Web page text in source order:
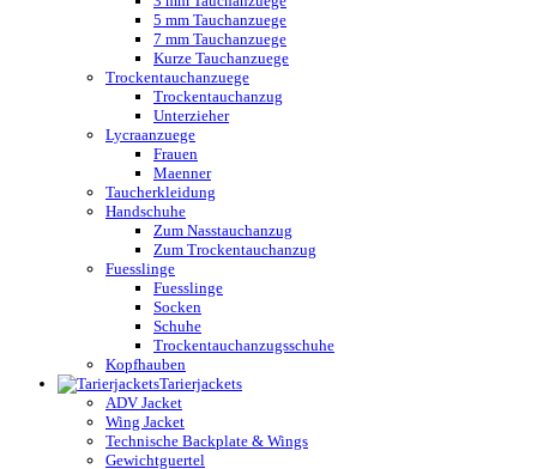
5 mm Tauchanzuege
7 mm Tauchanzuege
Kurze Tauchanzuege
Trockentauchanzuege
Trockentauchanzug
Unterzieher
Lycraanzuege
Frauen
Maenner
Taucherkleidung
Handschuhe
Zum Nasstauchanzug
Zum Trockentauchanzug
Fuesslinge
Fuesslinge
Socken
Schuhe
Trockentauchanzugsschuhe
Kopfhauben
Tarierjackets
ADV Jacket
Wing Jacket
Technische Backplate & Wings
Gewichtguertel